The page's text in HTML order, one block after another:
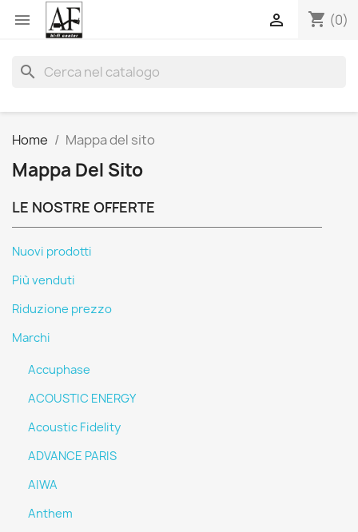
 shopping_cart (0)

search
Home Mappa del sito
Mappa Del Sito
LE NOSTRE OFFERTE
Nuovi prodotti
Più venduti
Riduzione prezzo
Marchi
Accuphase
ACOUSTIC ENERGY
Acoustic Fidelity
ADVANCE PARIS
AIWA
Anthem